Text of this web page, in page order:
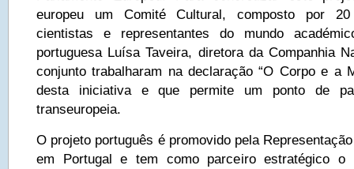
europeu um Comité Cultural, composto por
cientistas e representantes do mundo
portuguesa Luísa Taveira, diretora da Companhia
conjunto trabalharam na declaração “O Corpo e a
desta iniciativa e que permite um ponto de
transeuropeia.
O projeto português é promovido pela
em Portugal e tem como parceiro estratégico o